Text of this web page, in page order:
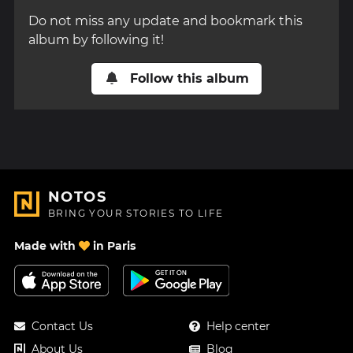
Do not miss any update and bookmark this
album by following it!
Follow this album
NOTOS
BRING YOUR STORIES TO LIFE
Made with in Paris
Contact Us
About Us
Help center
Blog